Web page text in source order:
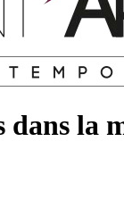
dans la